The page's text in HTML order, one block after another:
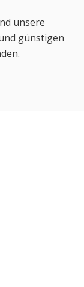
unsere
günstigen